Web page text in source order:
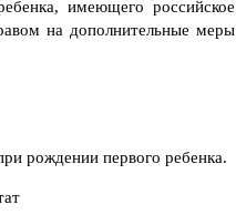
имеющего российское
на дополнительные меры
рождении первого ребенка.